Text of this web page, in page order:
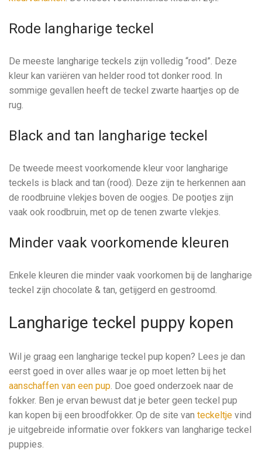
Rode langharige teckel
De meeste langharige teckels zijn volledig “rood”. Deze
kleur kan variëren van helder rood tot donker rood. In
sommige gevallen heeft de teckel zwarte haartjes op de
rug.
Black and tan langharige teckel
De tweede meest voorkomende kleur voor langharige
teckels is black and tan (rood). Deze zijn te herkennen aan
de roodbruine vlekjes boven de oogjes. De pootjes zijn
vaak ook roodbruin, met op de tenen zwarte vlekjes.
Minder vaak voorkomende kleuren
Enkele kleuren die minder vaak voorkomen bij de langharige
teckel zijn chocolate & tan, getijgerd en gestroomd.
Langharige teckel puppy kopen
Wil je graag een langharige teckel pup kopen? Lees je dan
eerst goed in over alles waar je op moet letten bij het
aanschaffen van een pup . Doe goed onderzoek naar de
fokker. Ben je ervan bewust dat je beter geen teckel pup
kan kopen bij een broodfokker. Op de site van teckeltje vind
je uitgebreide informatie over fokkers van langharige teckel
puppies.